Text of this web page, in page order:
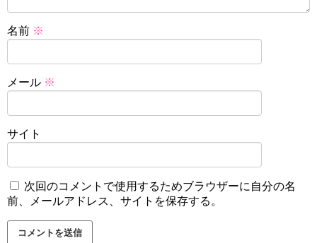
名前 ※
メール ※
サイト
次回のコメントで使用するためブラウザーに自分の名
前、メールアドレス、サイトを保存する。